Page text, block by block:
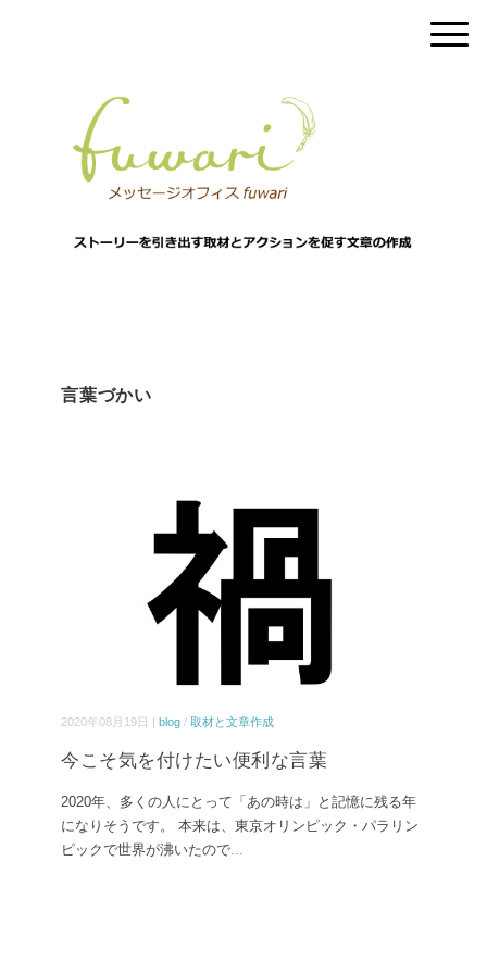
言葉づかい
2020年08月19日 | blog / 取材と文章作成
今こそ気を付けたい便利な言葉
2020年、多くの人にとって「あの時は」と記憶に残る年
になりそうです。 本来は、東京オリンピック・パラリン
ピックで世界が沸いたので...